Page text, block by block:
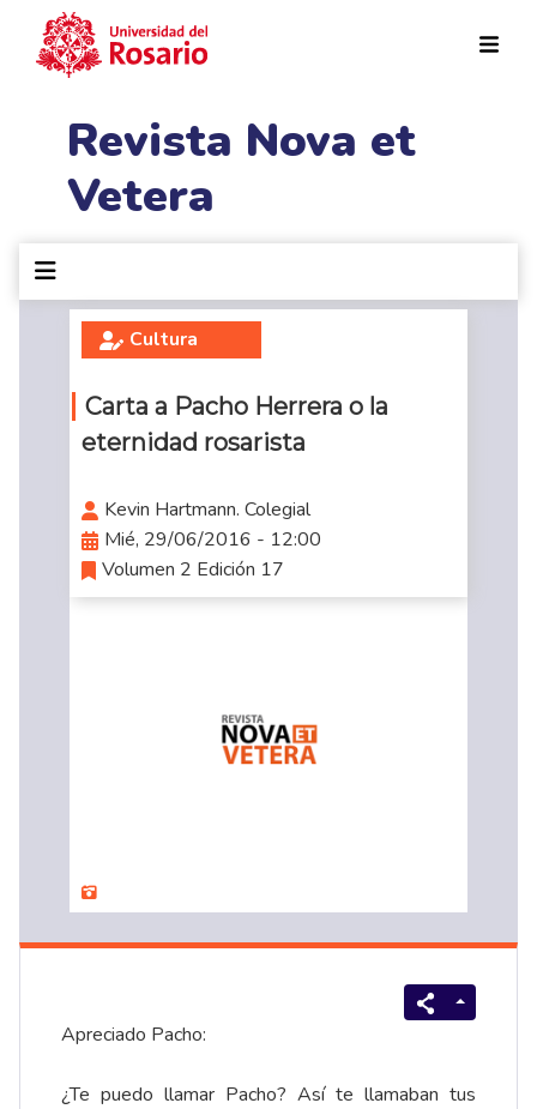
Revista Nova et
Vetera
Cultura
Carta a Pacho Herrera o la
eternidad rosarista
Kevin Hartmann. Colegial
Mié, 29/06/2016 - 12:00
Volumen 2 Edición 17
Apreciado Pacho:
¿Te puedo llamar Pacho? Así te llamaban tus